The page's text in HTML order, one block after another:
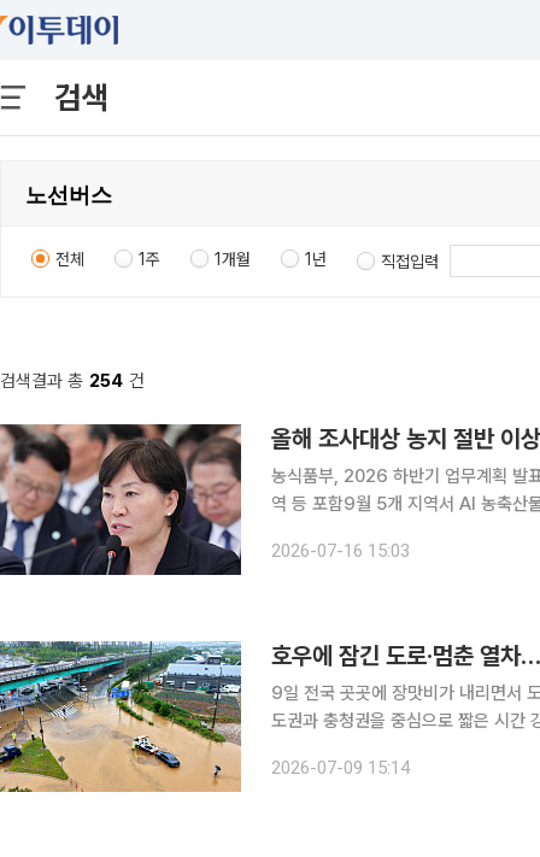
검색
전체 1주 1개월 1년 직접입력
검색결과 총 254 건
올해 조사대상 농지 절반 이
농식품부, 2026 하반기 업무계획 발
역 등 포함9월 5개 지역서 AI 농축산
전망이다. 농지 전수조사 중간점검에
2026-07-16 15:03
호우에 잠긴 도로·멈춘 열차
9일 전국 곳곳에 장맛비가 내리면서
도권과 충청권을 중심으로 짧은 시간
KTX 26개와 일반열차 32개가 지연
2026-07-09 15:14